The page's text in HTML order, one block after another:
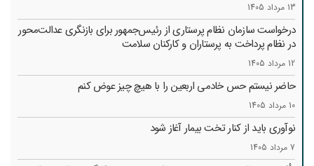
13 مرداد 1405
درخواست سازمان نظام پرستاری از رئیس‌جمهور برای بازنگری عدالت‌محور
در نظام پرداخت به پرستاران و کارکنان سلامت
12 مرداد 1405
حاضر نیستم حس خادمی اربعین را با هیچ چیز عوض کنم
10 مرداد 1405
نوآوری باید از کنار تخت بیمار آغاز شود
7 مرداد 1405